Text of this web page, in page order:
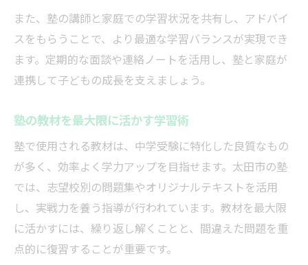
また、塾の講師と家庭での学習状況を共有し、アドバイ
スをもらうことで、より最適な学習バランスが実現でき
ます。定期的な面談や連絡ノートを活用し、塾と家庭が
連携して子どもの成長を支えましょう。
塾の教材を最大限に活かす学習術
塾で使用される教材は、中学受験に特化した良質なもの
が多く、効率よく学力アップを目指せます。太田市の塾
では、志望校別の問題集やオリジナルテキストを活用
し、実戦力を養う指導が行われています。教材を最大限
に活かすには、繰り返し解くことと、間違えた問題を重
点的に復習することが重要です。